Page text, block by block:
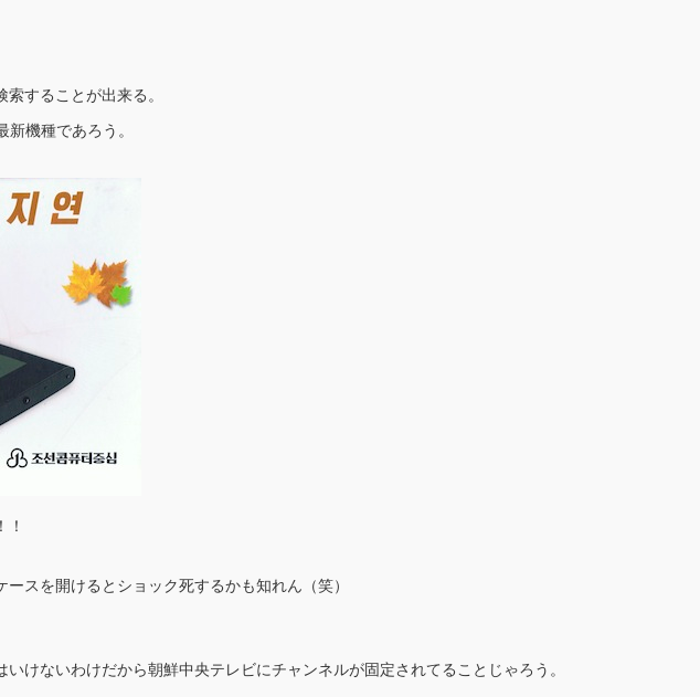
索することが出来る。
機種であろう。
スを開けるとショック死するかも知れん（笑）
けないわけだから朝鮮中央テレビにチャンネルが固定されてることじゃろう。